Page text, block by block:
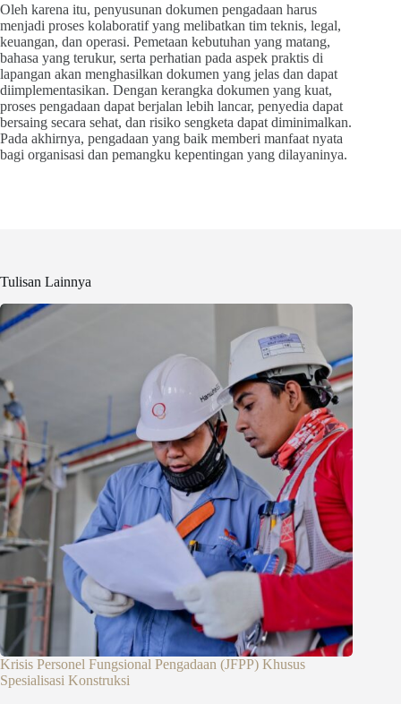
Oleh karena itu, penyusunan dokumen pengadaan harus
menjadi proses kolaboratif yang melibatkan tim teknis, legal,
keuangan, dan operasi. Pemetaan kebutuhan yang matang,
bahasa yang terukur, serta perhatian pada aspek praktis di
lapangan akan menghasilkan dokumen yang jelas dan dapat
diimplementasikan. Dengan kerangka dokumen yang kuat,
proses pengadaan dapat berjalan lebih lancar, penyedia dapat
bersaing secara sehat, dan risiko sengketa dapat diminimalkan.
Pada akhirnya, pengadaan yang baik memberi manfaat nyata
bagi organisasi dan pemangku kepentingan yang dilayaninya.
Tulisan Lainnya
Krisis Personel Fungsional Pengadaan (JFPP) Khusus
Spesialisasi Konstruksi